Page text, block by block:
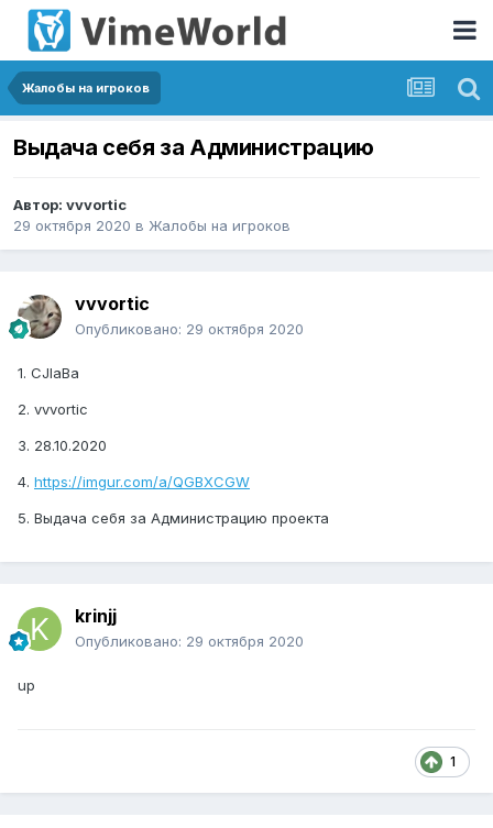
Жалобы на игроков
Выдача себя за Администрацию
Автор: vvvortic
29 октября 2020 в Жалобы на игроков
vvvortic
Опубликовано: 29 октября 2020
1. CJlaBa
2. vvvortic
3. 28.10.2020
4. https://imgur.com/a/QGBXCGW
5. Выдача себя за Администрацию проекта
krinjj
Опубликовано: 29 октября 2020
up
1